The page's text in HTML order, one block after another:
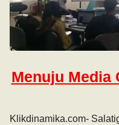
Menuju Media
Klikdinamika.com-